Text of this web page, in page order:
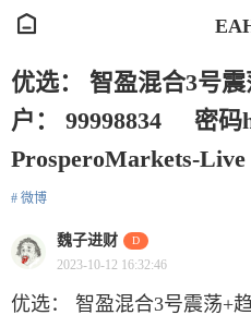
优选： 智盈混合3号
户： 99998834 密码
ProsperoMarkets-Live
# 微博
魏子进财 D
2023-10-12 16:32:46
优选： 智盈混合3号震荡+